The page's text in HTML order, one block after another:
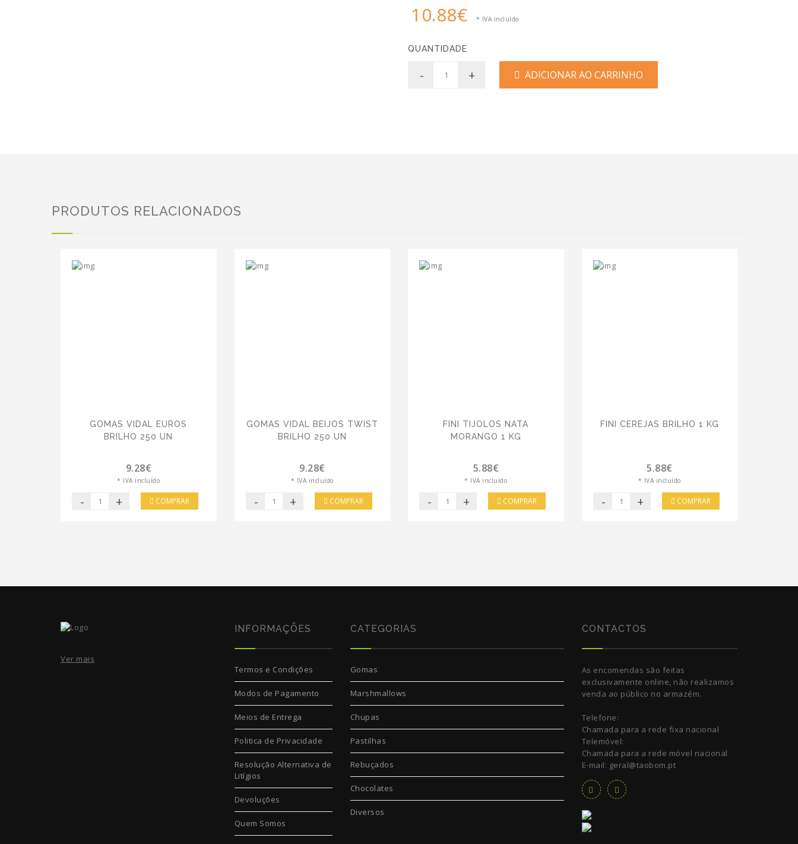
10.88€ * IVA incluído
QUANTIDADE
- + ADICIONAR AO CARRINHO
PRODUTOS RELACIONADOS
GOMAS VIDAL EUROS
BRILHO 250 UN
9.28€
* IVA incluído
- + COMPRAR
GOMAS VIDAL BEIJOS TWIST
BRILHO 250 UN
9.28€
* IVA incluído
- + COMPRAR
FINI TIJOLOS NATA
MORANGO 1 KG
5.88€
* IVA incluído
- + COMPRAR
FINI CEREJAS BRILHO 1 KG
5.88€
* IVA incluído
- + COMPRAR
Ver mais
INFORMAÇÕES
Termos e Condições
Modos de Pagamento
Meios de Entrega
Politica de Privacidade
Resolução Alternativa de
Litígios
Devoluções
Quem Somos
CATEGORIAS
Gomas
Marshmallows
Chupas
Pastilhas
Rebuçados
Chocolates
Diversos
CONTACTOS
As encomendas são feitas
exclusivamente online, não realizamos
venda ao público no armazém.
Telefone:
Chamada para a rede fixa nacional
Telemóvel:
Chamada para a rede móvel nacional
E-mail: geral@taobom.pt